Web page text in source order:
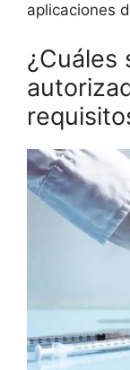
aplicaciones
¿Cuáles